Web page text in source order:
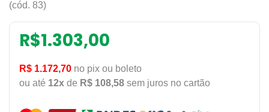
(cód. 83)
R$1.303,00
R$ 1.172,70 no pix ou boleto
ou até 12x de R$ 108,58 sem juros no cartão